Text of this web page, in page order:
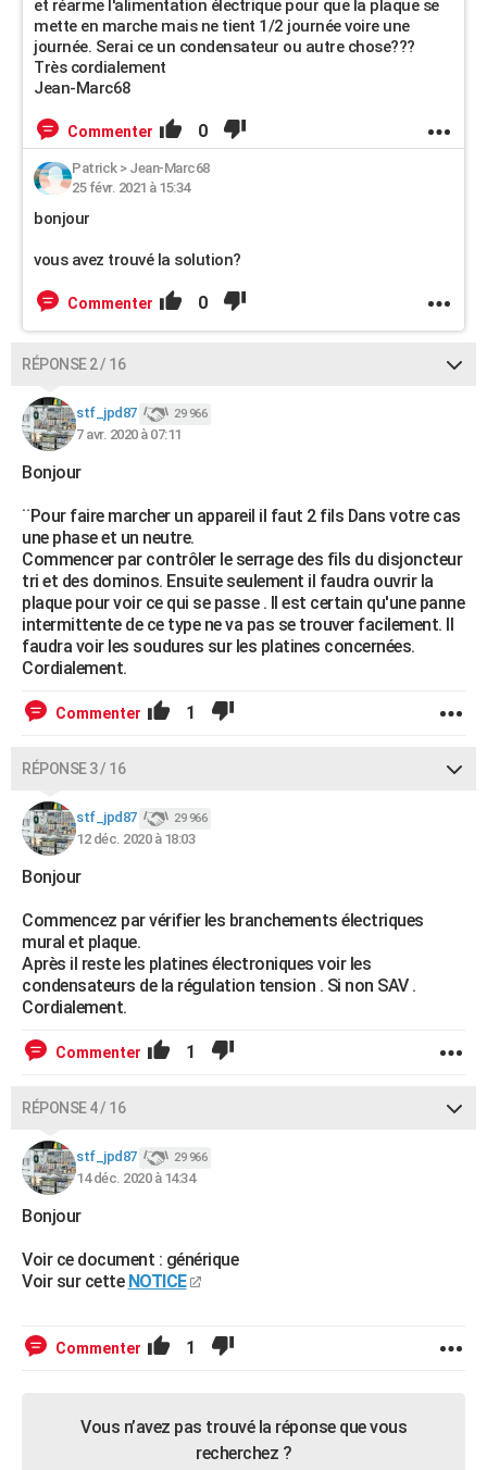
et réarme l'alimentation électrique pour que la plaque se
mette en marche mais ne tient 1/2 journée voire une
journée. Serai ce un condensateur ou autre chose???
Très cordialement
Jean-Marc68
Commenter 0
Patrick> Jean-Marc68
25 févr. 2021 à 15:34
bonjour
vous avez trouvé la solution?
Commenter 0
RÉPONSE 2 / 16
stf_jpd87 29 966
7 avr. 2020 à 07:11
Bonjour
¨Pour faire marcher un appareil il faut 2 fils Dans votre cas
une phase et un neutre.
Commencer par contrôler le serrage des fils du disjoncteur
tri et des dominos. Ensuite seulement il faudra ouvrir la
plaque pour voir ce qui se passe . Il est certain qu'une panne
intermittente de ce type ne va pas se trouver facilement. Il
faudra voir les soudures sur les platines concernées.
Cordialement.
Commenter 1
RÉPONSE 3 / 16
stf_jpd87 29 966
12 déc. 2020 à 18:03
Bonjour
Commencez par vérifier les branchements électriques
mural et plaque.
Après il reste les platines électroniques voir les
condensateurs de la régulation tension . Si non SAV .
Cordialement.
Commenter 1
RÉPONSE 4 / 16
stf_jpd87 29 966
14 déc. 2020 à 14:34
Bonjour
Voir ce document : générique
Voir sur cette NOTICE
Commenter 1
Vous n’avez pas trouvé la réponse que vous
recherchez ?